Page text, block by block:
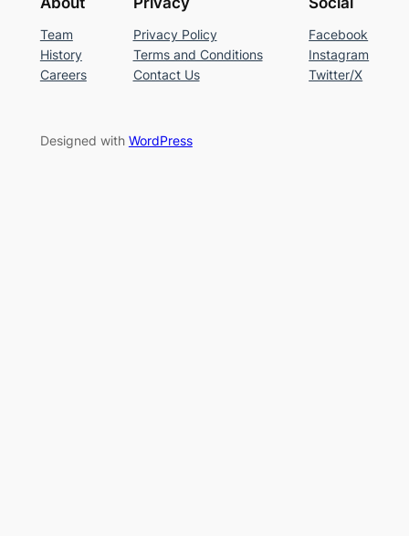
Team
History
Careers
Privacy Policy
Terms and Conditions
Contact Us
Facebook
Instagram
Twitter/X
Designed with WordPress